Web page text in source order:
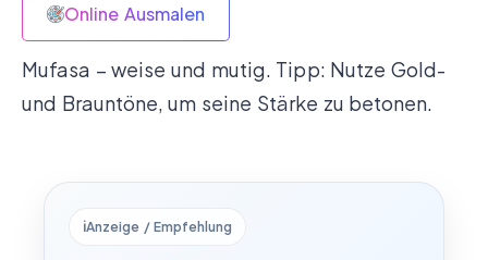
Online Ausmalen
Mufasa – weise und mutig. Tipp: Nutze Gold-
und Brauntöne, um seine Stärke zu betonen.
ℹ️Anzeige / Empfehlung